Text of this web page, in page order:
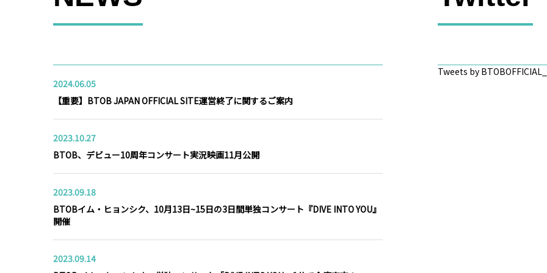
2024.06.05
【重要】BTOB JAPAN OFFICIAL SITE運営終了に関するご案内
2023.10.27
BTOB、デビュー10周年コンサート実況映画11月公開
2023.09.18
BTOBイム・ヒョンシク、10月13日~15日の3日間単独コンサート『DIVE INTO YOU』
開催
2023.09.14
Tweets by